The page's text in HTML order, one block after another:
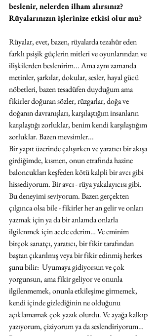
beslenir, nelerden ilham alırsınız?
Rüyalarınızın işlerinize etkisi olur mu?
Rüyalar, evet, bazen, rüyalarda tezahür eden
farklı psişik güçlerin mitleri ve oyunlarından ve
ilişkilerden beslenirim... Ama aynı zamanda
metinler, şarkılar, dokular, sesler, hayal gücü
nöbetleri, bazen tesadüfen duyduğum ama
fikirler doğuran sözler, rüzgarlar, doğa ve
doğanın davranışları, karşılaştığım insanların
karşılaştığı zorluklar, benim kendi karşılaştığım
zorluklar. Bazen mevsimler...
Bir yapıt üzerinde çalışırken ve yaratıcı bir akışa
girdiğimde, kısmen, onun etrafında hazine
baloncukları keşfeden kötü kalpli bir avcı gibi
hissediyorum. Bir avcı - rüya yakalayıcısı gibi.
Bu deneyimi seviyorum. Bazen gerçekten
çılgınca olsa bile - fikirler her an gelir ve onları
yazmak için ya da bir anlamda onlarla
ilgilenmek için acele ederim… Ve eminim
birçok sanatçı, yaratıcı, bir fikir tarafından
baştan çıkarılmış veya bir fikir edinmiş herkes
şunu bilir:  Uyumaya gidiyorsun ve çok
yorgunsun, ama fikir geliyor ve onunla
ilgilenmemek, onunla etkileşime girmemek,
kendi içinde gizlediğinin ne olduğunu
açıklamamak çok yazık olurdu. Ve ayağa kalkıp
yazıyorum, çiziyorum ya da seslendiriyorum…